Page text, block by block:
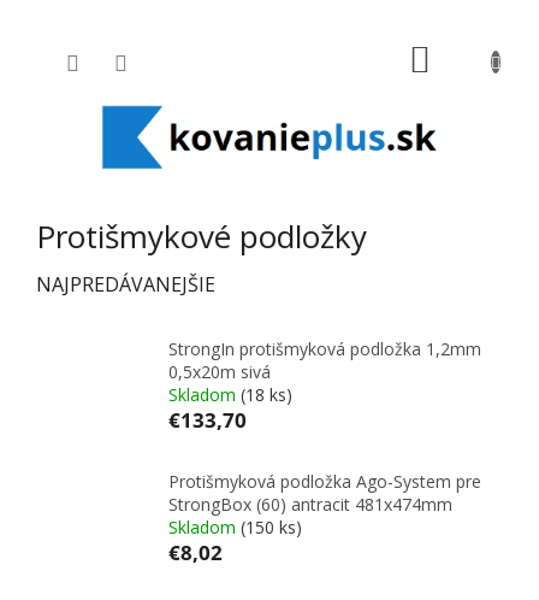
Protišmykové podložky
NAJPREDÁVANEJŠIE
StrongIn protišmyková podložka 1,2mm
0,5x20m sivá
Skladom (18 ks)
€133,70
Protišmyková podložka Ago-System pre
StrongBox (60) antracit 481x474mm
Skladom (150 ks)
€8,02